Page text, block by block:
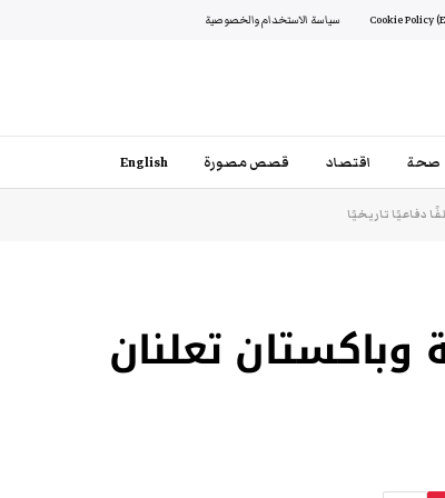
Cookie Policy سياسة الاستخدام والخصوصية
صحة اقتصاد قصص مصورة English
دفاعيًا تاريخيًا
تعلنان